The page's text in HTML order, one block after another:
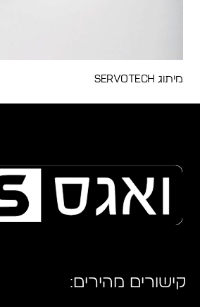
מיתוג Servotech
קישורים מהירים: